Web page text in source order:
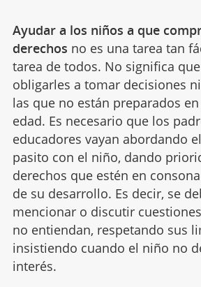
Ayudar a los niños a que
derechos no es una tarea tan
tarea de todos. No significa
obligarles a tomar decisiones
las que no están preparados
edad. Es necesario que los
educadores vayan abordando
pasito con el niño, dando
derechos que estén en
de su desarrollo. Es decir, se
mencionar o discutir
no entiendan, respetando sus
insistiendo cuando el niño no
interés.